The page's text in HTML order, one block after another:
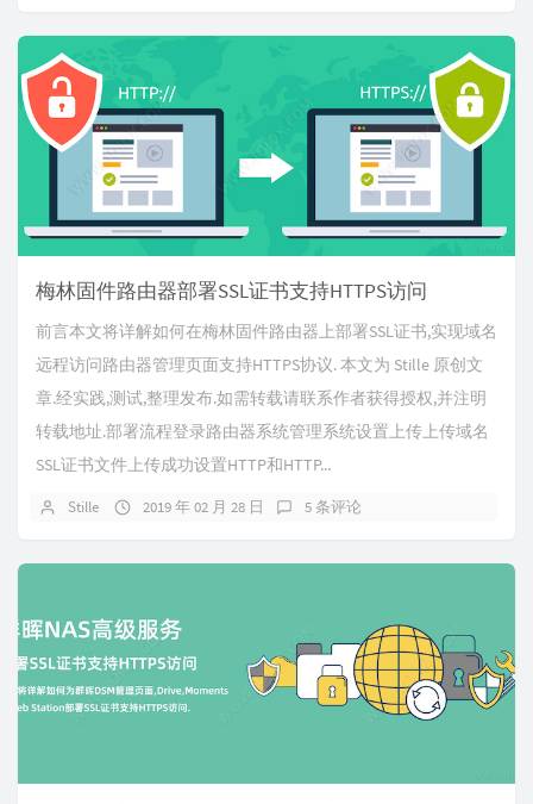
梅林固件路由器部署SSL证书支持HTTPS访问
前言本文将详解如何在梅林固件路由器上部署SSL证书,实现域名
远程访问路由器管理页面支持HTTPS协议. 本文为 Stille 原创文
章.经实践,测试,整理发布.如需转载请联系作者获得授权,并注明
转载地址.部署流程登录路由器系统管理系统设置上传上传域名
SSL证书文件上传成功设置HTTP和HTTP...
Stille 2019 年 02 月 28 日 5 条评论